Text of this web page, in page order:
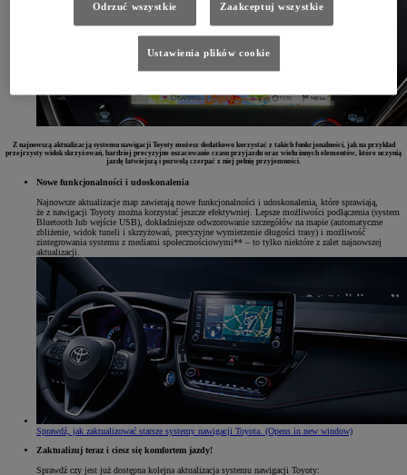
Z najnowszą aktualizacją systemu nawigacji Toyoty możesz dodatkowo korzystać z takich funkcjonalności, jak na przykład
przejrzysty widok skrzyżowań, bardziej precyzyjne oszacowanie czasu przyjazdu oraz wielu innych elementów, które uczynią
jazdę łatwiejszą i pozwolą czerpać z niej pełnię przyjemności.
Nowe funkcjonalności i udoskonalenia
Najnowsze aktualizacje map zawierają nowe funkcjonalności i udoskonalenia, które sprawiają,
że z nawigacji Toyoty można korzystać jeszcze efektywniej. Lepsze możliwości podłączenia (system
Bluetooth lub wejście USB), dokładniejsze odwzorowanie szczegółów na mapie (automatyczne
zbliżenie, widok tuneli i skrzyżowań, precyzyjne wymierzenie długości trasy) i możliwość
zintegrowania systemu z mediami społecznościowymi** – to tylko niektóre z zalet najnowszej
aktualizacji.
Sprawdź, jak zaktualizować starsze systemy nawigacji Toyota. (Opens in new window)
Zaktualizuj teraz i ciesz się komfortem jazdy!
Sprawdź czy jest już dostępna kolejna aktualizacja systemu nawigacji Toyoty:
Odrzuć wszystkie Zaakceptuj wszystkie
Ustawienia plików cookie